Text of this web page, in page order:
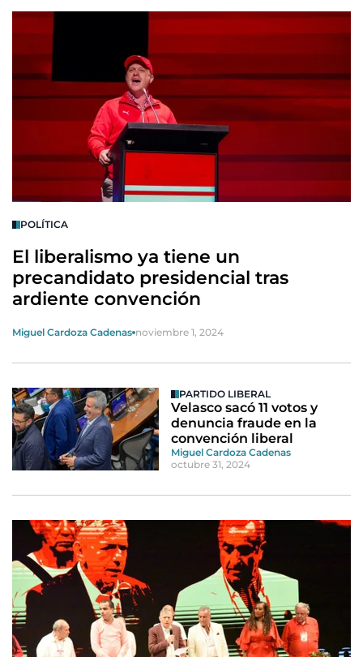
POLÍTICA
El liberalismo ya tiene un
precandidato presidencial tras
ardiente convención
Miguel Cardoza Cadenas noviembre 1, 2024
PARTIDO LIBERAL
Velasco sacó 11 votos y
denuncia fraude en la
convención liberal
Miguel Cardoza Cadenas
octubre 31, 2024